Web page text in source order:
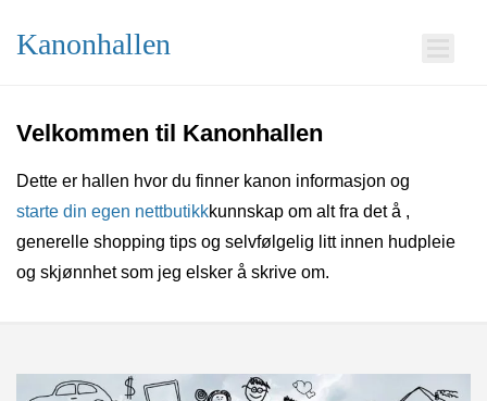
Kanonhallen
Velkommen til Kanonhallen
Dette er hallen hvor du finner kanon informasjon og
kunnskap om alt fra det å
starte din egen nettbutikk
,
generelle shopping tips og selvfølgelig litt innen hudpleie
og skjønnhet som jeg elsker å skrive om.